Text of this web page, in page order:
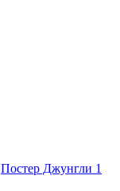
Постер Джунгли 1